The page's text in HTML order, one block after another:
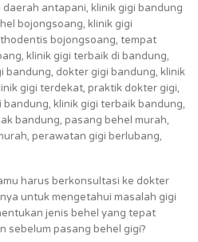
antapani, klinik gigi bandung
bojongsoang, klinik gigi
bojongsoang, tempat
klinik gigi terbaik di bandung,
bandung, dokter gigi bandung, klinik
gigi terdekat, praktik dokter gigi,
klinik gigi terbaik bandung,
bandung, pasang behel murah,
perawatan gigi berlubang,
harus berkonsultasi ke dokter
untuk mengetahui masalah gigi
jenis behel yang tepat
sebelum pasang behel gigi?